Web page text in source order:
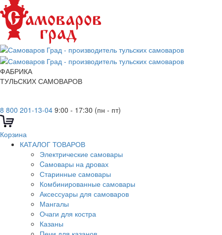
ФАБРИКА
ТУЛЬСКИХ САМОВАРОВ
8 800 201-13-04 9:00 - 17:30 (пн - пт)
Корзина
КАТАЛОГ ТОВАРОВ
Электрические самовары
Cамовары на дровах
Старинные самовары
Комбинированные самовары
Аксессуары для самоваров
Мангалы
Очаги для костра
Казаны